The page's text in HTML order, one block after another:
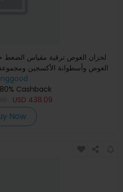
الغوص وأسطوانة الأكسجين
Cashback
USD 438.09
Now